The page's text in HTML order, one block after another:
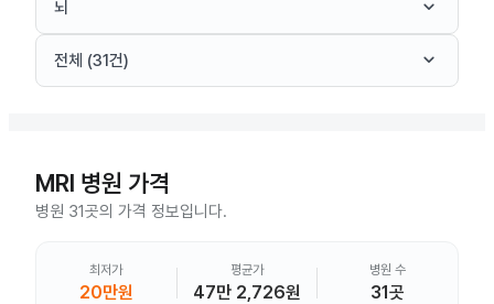
뇌 keyboard_arrow_down
전체 (31건) keyboard_arrow_down
MRI 병원 가격
병원 31곳의 가격 정보입니다.
최저가
20만원
평균가
47만 2,726원
병원 수
31곳